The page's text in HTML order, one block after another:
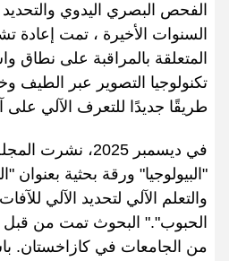
الفحص البصري اليدوي
السنوات الأخيرة ، تمت إعادة
المتعلقة بالمراقبة على نطاق
تكنولوجيا التصوير عبر الطيف
طريقًا جديدًا للتعرف الآلي
في ديسمبر 2025،
"البيولوجيا" ورقة بحثية بعنوان
والتعلم الآلي لتحديد الآلي
الحبوب"." البحوث تمت من قبل
من الجامعات في كازاخستان.